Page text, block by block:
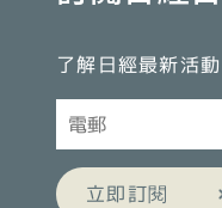
了解日經最新活
立即訂閱